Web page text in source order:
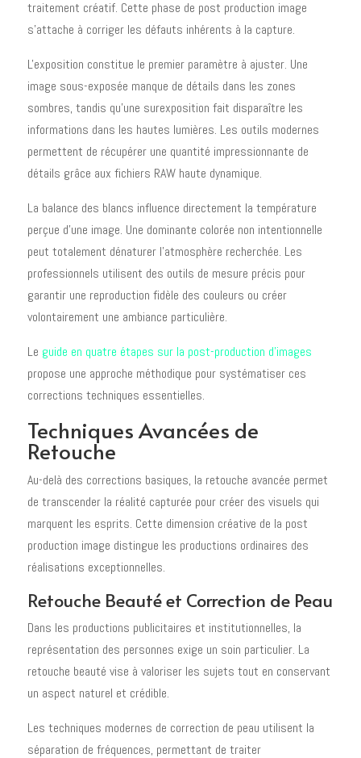
traitement créatif. Cette phase de post production image
s'attache à corriger les défauts inhérents à la capture.
L'exposition constitue le premier paramètre à ajuster. Une
image sous-exposée manque de détails dans les zones
sombres, tandis qu'une surexposition fait disparaître les
informations dans les hautes lumières. Les outils modernes
permettent de récupérer une quantité impressionnante de
détails grâce aux fichiers RAW haute dynamique.
La balance des blancs influence directement la température
perçue d'une image. Une dominante colorée non intentionnelle
peut totalement dénaturer l'atmosphère recherchée. Les
professionnels utilisent des outils de mesure précis pour
garantir une reproduction fidèle des couleurs ou créer
volontairement une ambiance particulière.
Le guide en quatre étapes sur la post-production d’images
propose une approche méthodique pour systématiser ces
corrections techniques essentielles.
Techniques Avancées de
Retouche
Au-delà des corrections basiques, la retouche avancée permet
de transcender la réalité capturée pour créer des visuels qui
marquent les esprits. Cette dimension créative de la post
production image distingue les productions ordinaires des
réalisations exceptionnelles.
Retouche Beauté et Correction de Peau
Dans les productions publicitaires et institutionnelles, la
représentation des personnes exige un soin particulier. La
retouche beauté vise à valoriser les sujets tout en conservant
un aspect naturel et crédible.
Les techniques modernes de correction de peau utilisent la
séparation de fréquences, permettant de traiter